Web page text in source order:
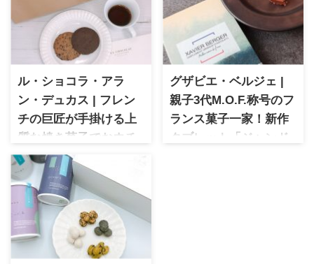
ル・ショコラ・アラ
ン・デュカス | フレン
チの巨匠が手掛ける上
質な焼き菓子でおウチ
カフェを楽しんでみま
した
ル・ショコラ・アラン・デュ
カス 上質な焼き菓子をレビュ
ー。フレンチの巨匠が手掛け
る味わいは、おうちカフェタ
イムにぴったり！贈り物にも
グザビエ・ベルジェ |
親子3代M.O.F.称号のフ
ランス菓子一家！新作
タブレット「ジャンド